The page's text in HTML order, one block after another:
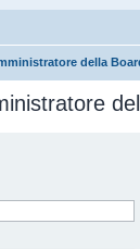
della